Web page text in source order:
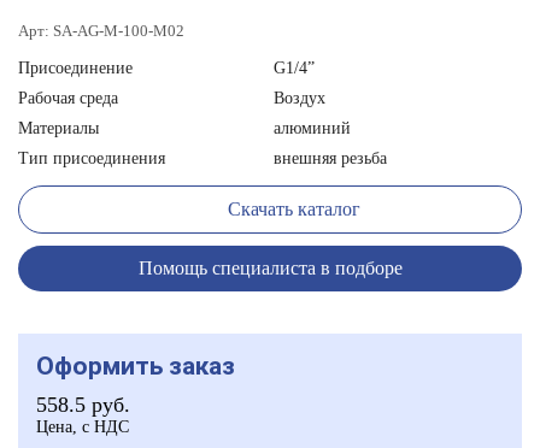
Арт: SA-AG-M-100-M02
Присоединение
G1/4”
Рабочая среда
Воздух
Материалы
алюминий
Тип присоединения
внешняя резьба
Скачать каталог
Помощь специалиста в подборе
Оформить заказ
558.5 руб.
Цена, с НДС